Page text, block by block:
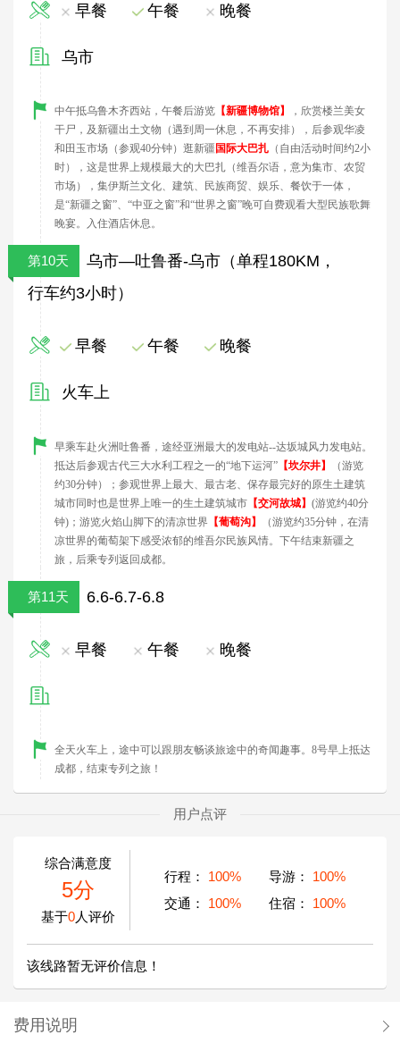
早餐 午餐 晚餐
乌市
中午抵乌鲁木齐西站，午餐后游览 【新疆博物馆】
，欣赏楼兰美女
干尸，及新疆出土文物（遇到周一休息，不再安排）， 后参观华凌
和田玉市场（参观40分钟） 逛新疆 国际大巴扎 （自由活动时间约2小
时），这是世界上规模最大的大巴扎（维吾尔语，意为集市、农贸
市场），集伊斯兰文化、建筑、民族商贸、娱乐、餐饮于一体，
是“新疆之窗”、“中亚之窗”和“世界之窗”晚可自费观看大型民族歌舞
晚宴。入住酒店休息。
第10天
乌市—吐鲁番-乌市（单程180KM，
行车约3小时）
早餐 午餐 晚餐
火车上
早乘车赴火洲吐鲁番，途经亚洲最大的发电站--达坂城风力发电站。
抵达后参观古代三大水利工程之一的“地下运河” 【坎尔井】
（游览
约30分钟）；参观世界上最大、最古老、保存最完好的原生土建筑
城市同时也是世界上唯一的生土建筑城市 【交河故城】 (游览约40分
钟) ；游览火焰山脚下的清凉世界 【葡萄沟】 （游览约35分钟，在清
凉世界的葡萄架下感受浓郁的维吾尔民族风情。下午结束新疆之
旅 ，后乘专列返回成都。
第11天 6.6-6.7-6.8
早餐 午餐 晚餐
全天火车上， 途中可以跟朋友畅谈旅途中的奇闻趣事。8号早上抵达
成都 ，结束专列之旅！
用户点评
综合满意度
5分
基于0人评价
行程： 100% 导游：
100%
交通：
100% 住宿： 100%
该线路暂无评价信息！
费用说明